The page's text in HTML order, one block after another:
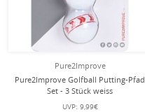
Pure2Improve
Pure2Improve Golfball Putting-Pfad
Set - 3 Stück weiss
UVP: 9,99€